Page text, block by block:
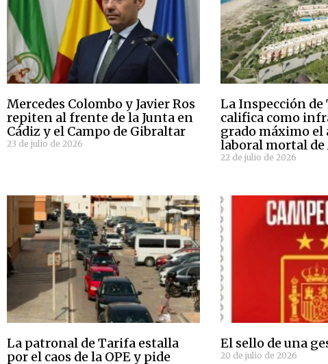
Mercedes Colombo y Javier Ros
repiten al frente de la Junta en
Cádiz y el Campo de Gibraltar
23 de julio de 2026
La Inspección de
califica como
grado máximo el
laboral mortal
22 de julio de 2026
La patronal de Tarifa estalla
por el caos de la OPE y pide
El sello de una
20 de julio de 2026